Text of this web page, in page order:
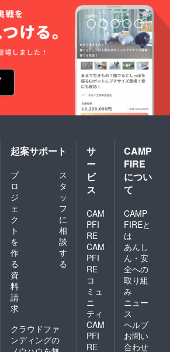
お召し
上がり
くださ
い。
【レシ
ピにつ
いて】
＜お肉
ごはん
（鶏）
＞ 国産
の鶏肉
使っ
た、う
まみ
たっぷ
りの定
番レシ
お魚ご
はん
（鮭）
＞ 国産
の白鮭
をぜい
たくに
使っ
た、お
肉が苦
手な犬
さんに
も安心
のヘル
シーレ
※原材料
などの
情報は
プロ
ジェク
ト本文
をご確
認くだ
さい。
シーレ
シピで
す。 ※
内容
量：
100g/袋
※原材料
などの
情報は
ト本文
さい。
びくだ
さい：
「お肉
（鶏）
ごはん
✕ 8袋」
「お魚
（鮭）
ごはん
「お肉
（鶏）
ごは
魚
（鮭）
ごはん
を各4袋
ずつ
（計8
袋）」
フード
とは別
送にて
レター
パック
ライト
で送付
いたし
ます。
【お召
し上が
り方・
お食事
量の目
安】 商
起案サポート
プ
ロ
ジ
ェ
ク
ト
を
作
る
ス
タ
ッ
フ
に
相
談
す
る
資
料
請
求
クラウドファ
ンディングの
サ
ー
ビ
ス
CAM
PFI
RE
CAM
PFI
RE
コ
ミュ
ニ
ティ
CAM
PFI
RE
CAMP
FIRE
につい
て
CAMP
FIREと
は
あんし
ん・安
全への
取り組
み
ニュー
ス
ヘルプ
お問い
合わせ